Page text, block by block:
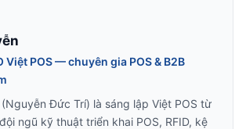
Việt POS — chuyên gia POS & B2B
Đức Trí) là sáng lập Việt POS từ
ngũ kỹ thuật triển khai POS, RFID, kệ